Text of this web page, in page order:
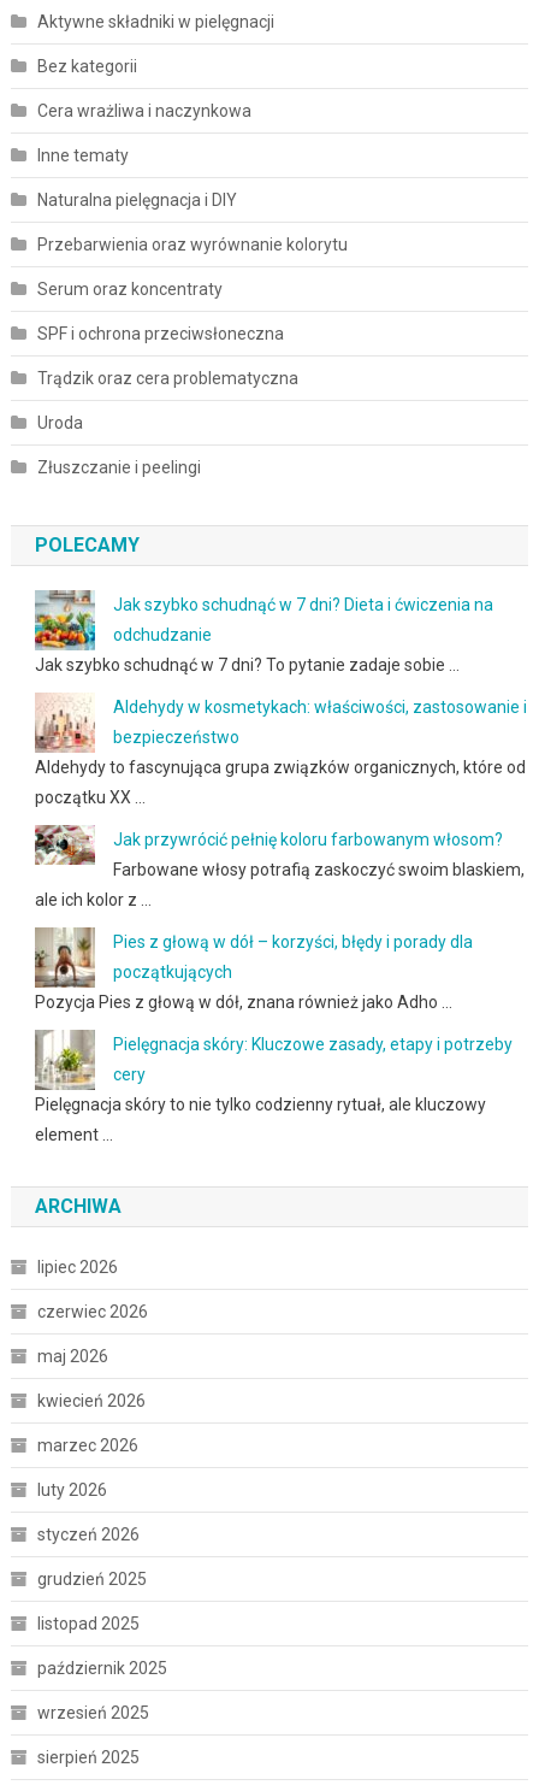
Aktywne składniki w pielęgnacji
Bez kategorii
Cera wrażliwa i naczynkowa
Inne tematy
Naturalna pielęgnacja i DIY
Przebarwienia oraz wyrównanie kolorytu
Serum oraz koncentraty
SPF i ochrona przeciwsłoneczna
Trądzik oraz cera problematyczna
Uroda
Złuszczanie i peelingi
POLECAMY
Jak szybko schudnąć w 7 dni? Dieta i ćwiczenia na
odchudzanie
Jak szybko schudnąć w 7 dni? To pytanie zadaje sobie …
Aldehydy w kosmetykach: właściwości, zastosowanie i
bezpieczeństwo
Aldehydy to fascynująca grupa związków organicznych, które od
początku XX …
Jak przywrócić pełnię koloru farbowanym włosom?
Farbowane włosy potrafią zaskoczyć swoim blaskiem,
ale ich kolor z …
Pies z głową w dół – korzyści, błędy i porady dla
początkujących
Pozycja Pies z głową w dół, znana również jako Adho …
Pielęgnacja skóry: Kluczowe zasady, etapy i potrzeby
cery
Pielęgnacja skóry to nie tylko codzienny rytuał, ale kluczowy
element …
ARCHIWA
lipiec 2026
czerwiec 2026
maj 2026
kwiecień 2026
marzec 2026
luty 2026
styczeń 2026
grudzień 2025
listopad 2025
październik 2025
wrzesień 2025
sierpień 2025